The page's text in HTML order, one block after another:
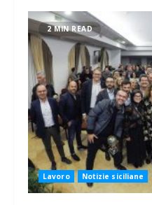
2 MIN READ
Lavoro Notizie siciliane